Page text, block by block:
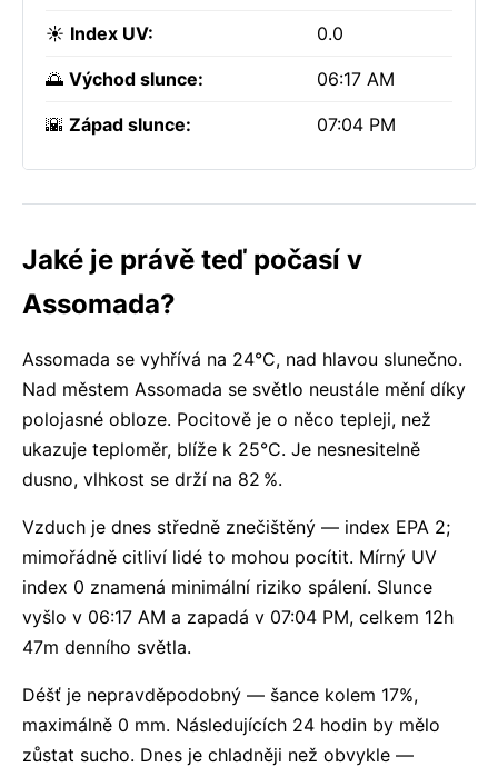
☀️ Index UV: 0.0
🌅 Východ slunce: 06:17 AM
🌇 Západ slunce: 07:04 PM
Jaké je právě teď počasí v
Assomada?
Assomada se vyhřívá na 24°C, nad hlavou slunečno.
Nad městem Assomada se světlo neustále mění díky
polojasné obloze. Pocitově je o něco tepleji, než
ukazuje teploměr, blíže k 25°C. Je nesnesitelně
dusno, vlhkost se drží na 82 %.
Vzduch je dnes středně znečištěný — index EPA 2;
mimořádně citliví lidé to mohou pocítit. Mírný UV
index 0 znamená minimální riziko spálení. Slunce
vyšlo v 06:17 AM a zapadá v 07:04 PM, celkem 12h
47m denního světla.
Déšť je nepravděpodobný — šance kolem 17%,
maximálně 0 mm. Následujících 24 hodin by mělo
zůstat sucho. Dnes je chladněji než obvykle —